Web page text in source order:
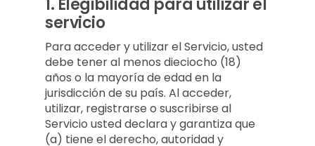
1. Elegibilidad para utilizar el
servicio
Para acceder y utilizar el Servicio, usted
debe tener al menos dieciocho (18)
años o la mayoría de edad en la
jurisdicción de su país. Al acceder,
utilizar, registrarse o suscribirse al
Servicio usted declara y garantiza que
(a) tiene el derecho, autoridad y